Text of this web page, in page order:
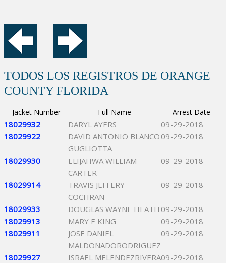
TODOS LOS REGISTROS DE ORANGE
COUNTY FLORIDA
Jacket Number Full Name Arrest Date
18029932 DARYL AYERS
09-29-2018
18029922
DAVID ANTONIO BLANCO
GUGLIOTTA
09-29-2018
18029930
ELIJAHWA WILLIAM
CARTER
09-29-2018
18029914
TRAVIS JEFFERY
COCHRAN
09-29-2018
18029933 DOUGLAS WAYNE HEATH 09-29-2018
18029913
MARY E KING
09-29-2018
18029911
JOSE DANIEL
MALDONADORODRIGUEZ
09-29-2018
18029927 ISRAEL MELENDEZRIVERA09-29-2018